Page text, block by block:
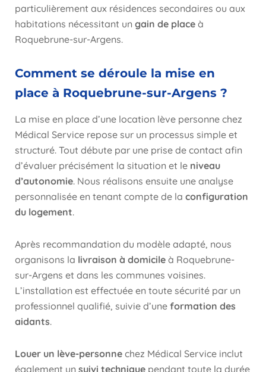
particulièrement aux résidences secondaires ou aux
habitations nécessitant un gain de place à
Roquebrune-sur-Argens.
Comment se déroule la mise en
place à Roquebrune-sur-Argens ?
La mise en place d’une location lève personne chez
Médical Service repose sur un processus simple et
structuré. Tout débute par une prise de contact afin
d’évaluer précisément la situation et le niveau
d’autonomie. Nous réalisons ensuite une analyse
personnalisée en tenant compte de la configuration
du logement.
Après recommandation du modèle adapté, nous
organisons la livraison à domicile à Roquebrune-
sur-Argens et dans les communes voisines.
L’installation est effectuée en toute sécurité par un
professionnel qualifié, suivie d’une formation des
aidants.
Louer un lève-personne chez Médical Service inclut
également un suivi technique pendant toute la durée